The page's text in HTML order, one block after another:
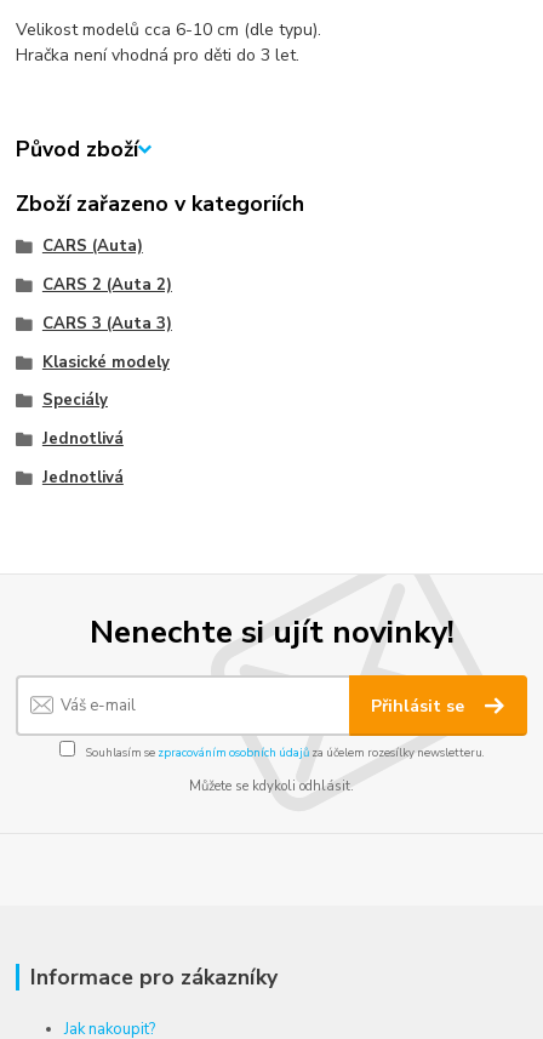
Velikost modelů cca 6-10 cm (dle typu).
Hračka není vhodná pro děti do 3 let.
Původ zboží
Zboží zařazeno v kategoriích
CARS (Auta)
CARS 2 (Auta 2)
CARS 3 (Auta 3)
Klasické modely
Speciály
Jednotlivá
Jednotlivá
Nenechte si ujít novinky!
Přihlásit se
Souhlasím se zpracováním osobních údajůza účelem rozesílky newsletteru.
Můžete se kdykoli odhlásit.
Informace pro zákazníky
Jak nakoupit?